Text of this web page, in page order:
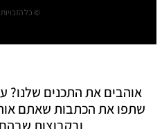
© כל הזכויות
אוהבים את התכנים שלנו?
שתפו את הכתבות שאתם
ובקבוצות